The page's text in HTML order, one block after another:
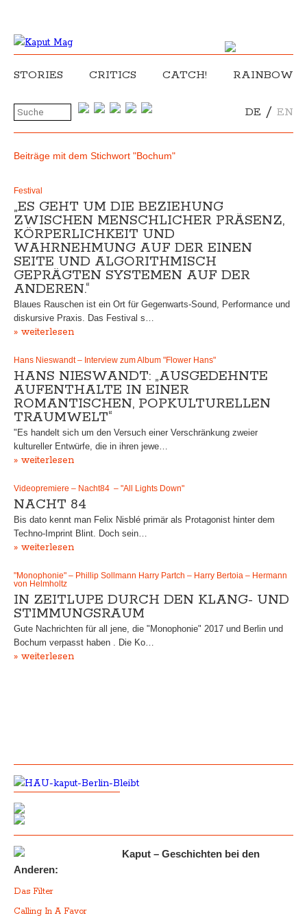
STORIES CRITICS CATCH! RAINBOW
DE / EN
Beiträge mit dem Stichwort "Bochum"
Festival
„ES GEHT UM DIE BEZIEHUNG
ZWISCHEN MENSCHLICHER PRÄSENZ,
KÖRPERLICHKEIT UND
WAHRNEHMUNG AUF DER EINEN
SEITE UND ALGORITHMISCH
GEPRÄGTEN SYSTEMEN AUF DER
ANDEREN.“
Blaues Rauschen ist ein Ort für Gegenwarts-Sound, Performance und
diskursive Praxis. Das Festival s…
» weiterlesen
Hans Nieswandt – Interview zum Album "Flower Hans"
HANS NIESWANDT: „AUSGEDEHNTE
AUFENTHALTE IN EINER
ROMANTISCHEN, POPKULTURELLEN
TRAUMWELT“
"Es handelt sich um den Versuch einer Verschränkung zweier
kultureller Entwürfe, die in ihren jewe…
» weiterlesen
Videopremiere – Nacht84 – "All Lights Down"
NACHT 84
Bis dato kennt man Felix Nisblé primär als Protagonist hinter dem
Techno-Imprint Blint. Doch sein…
» weiterlesen
"Monophonie" – Phillip Sollmann Harry Partch – Harry Bertoia – Hermann
von Helmholtz
IN ZEITLUPE DURCH DEN KLANG- UND
STIMMUNGSRAUM
Gute Nachrichten für all jene, die "Monophonie" 2017 und Berlin und
Bochum verpasst haben . Die Ko…
» weiterlesen
Kaput – Geschichten bei den
Anderen:
Das Filter
Calling In A Favor